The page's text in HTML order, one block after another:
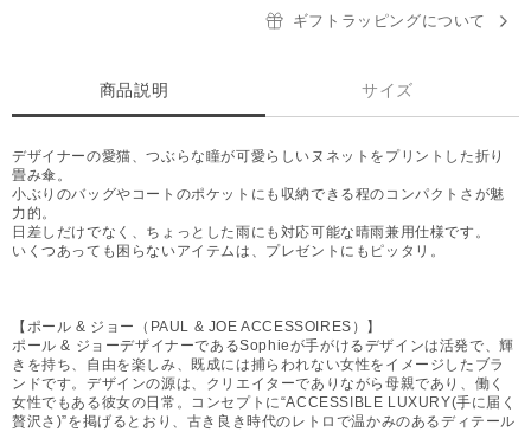
ギフトラッピングについて
商品説明 サイズ
デザイナーの愛猫、つぶらな瞳が可愛らしいヌネットをプリントした折り
畳み傘。
小ぶりのバッグやコートのポケットにも収納できる程のコンパクトさが魅
力的。
日差しだけでなく、ちょっとした雨にも対応可能な晴雨兼用仕様です。
いくつあっても困らないアイテムは、プレゼントにもピッタリ。
【ポール & ジョー（PAUL & JOE ACCESSOIRES）】
ポール & ジョーデザイナーであるSophieが手がけるデザインは活発で、輝
きを持ち、自由を楽しみ、既成には捕らわれない女性をイメージしたブラ
ンドです。デザインの源は、クリエイターでありながら母親であり、働く
女性でもある彼女の日常。コンセプトに“ACCESSIBLE LUXURY(手に届く
贅沢さ)”を掲げるとおり、古き良き時代のレトロで温かみのあるディテール